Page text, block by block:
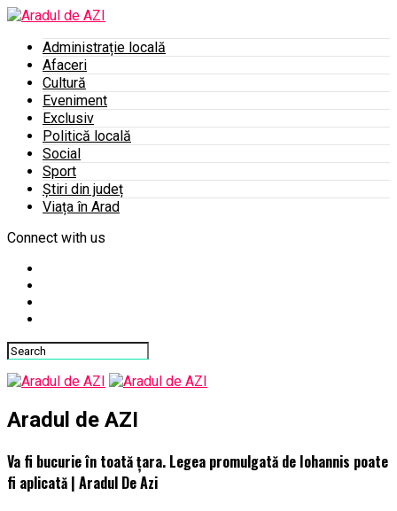
Administrație locală
Afaceri
Cultură
Eveniment
Exclusiv
Politică locală
Social
Sport
Știri din județ
Viața în Arad
Connect with us
Aradul de AZI
Va fi bucurie în toată țara. Legea promulgată de Iohannis poate
fi aplicată | Aradul De Azi